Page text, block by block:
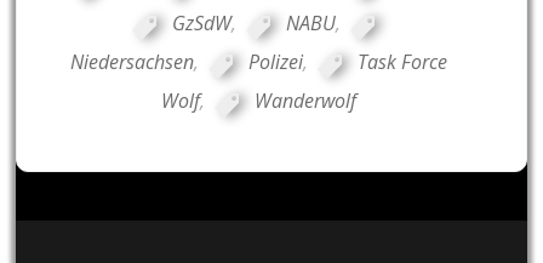
GzSdW, NABU,
Niedersachsen, Polizei,
Task Force
Wolf, Wanderwolf